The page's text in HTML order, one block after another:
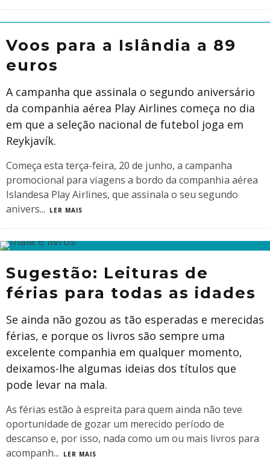
Voos para a Islândia a 89
euros
A campanha que assinala o segundo aniversário
da companhia aérea Play Airlines começa no dia
em que a seleção nacional de futebol joga em
Reykjavík.
Começa esta terça-feira, 20 de junho, a campanha
promocional para viagens a bordo da companhia aérea
Islandesa Play Airlines, que assinala o seu segundo
anivers... LER MAIS
Sugestão: Leituras de
férias para todas as idades
Se ainda não gozou as tão esperadas e merecidas
férias, e porque os livros são sempre uma
excelente companhia em qualquer momento,
deixamos-lhe algumas ideias dos títulos que
pode levar na mala.
As férias estão à espreita para quem ainda não teve
oportunidade de gozar um merecido período de
descanso e, por isso, nada como um ou mais livros para
acompanh... LER MAIS